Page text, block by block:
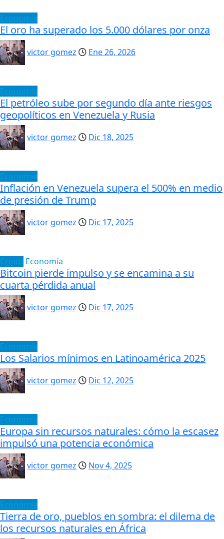
El oro ha superado los 5.000 dólares por onza
victor gomez Ene 26, 2026
El petróleo sube por segundo día ante riesgos
geopolíticos en Venezuela y Rusia
victor gomez Dic 18, 2025
Inflación en Venezuela supera el 500% en medio
de presión de Trump
victor gomez Dic 17, 2025
Economía
Bitcoin pierde impulso y se encamina a su
cuarta pérdida anual
victor gomez Dic 17, 2025
Los Salarios mínimos en Latinoamérica 2025
victor gomez Dic 12, 2025
Europa sin recursos naturales: cómo la escasez
impulsó una potencia económica
victor gomez Nov 4, 2025
Tierra de oro, pueblos en sombra: el dilema de
los recursos naturales en África